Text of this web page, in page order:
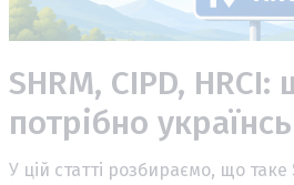
SHRM, CIPD,
потрібно
У цій статті розбираємо, що таке